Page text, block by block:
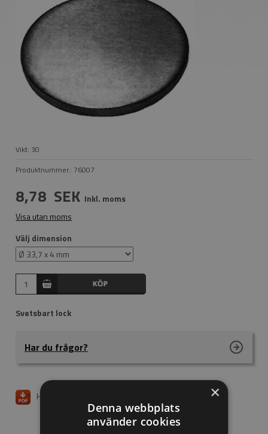
Vikt: 30
Produktnummer.: 76007
8,78 SEK Inkl. moms
Visa utan moms
Välj dimension
Svetsbart lock
Har du frågor?
Hämta ritning ×
Denna webbplats
använder cookies